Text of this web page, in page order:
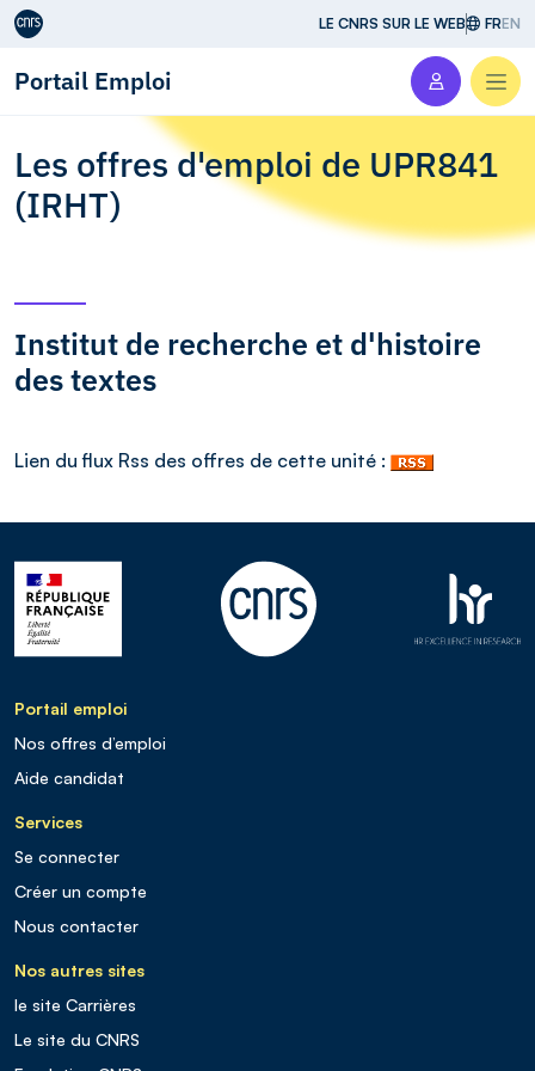
Aller au contenu LE CNRS SUR LE WEB FREN
Portail Emploi
Les offres d'emploi de UPR841
(IRHT)
Institut de recherche et d'histoire
des textes
Lien du flux Rss des offres de cette unité :
Portail emploi
Nos offres d’emploi
Aide candidat
Services
Se connecter
Créer un compte
Nous contacter
Nos autres sites
le site Carrières
Le site du CNRS